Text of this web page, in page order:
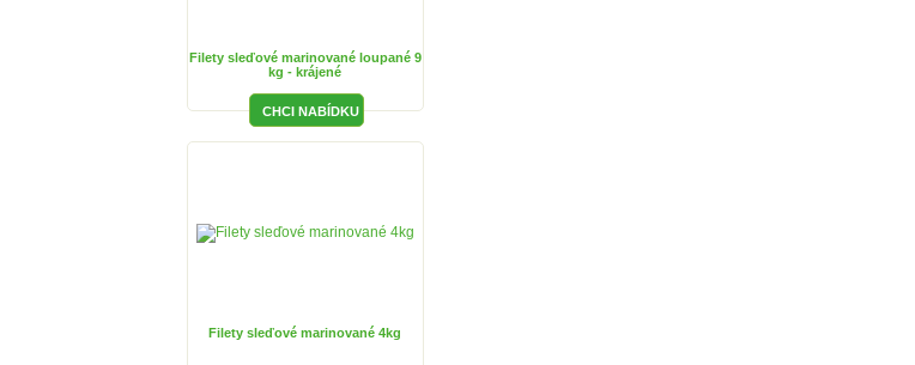
Filety sleďové marinované loupané 9
kg - krájené
Filety sleďové marinované 4kg